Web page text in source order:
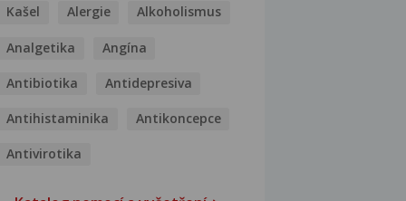
Kašel Alergie Alkoholismus
Analgetika Angína
Antibiotika Antidepresiva
Antihistaminika Antikoncepce
Antivirotika